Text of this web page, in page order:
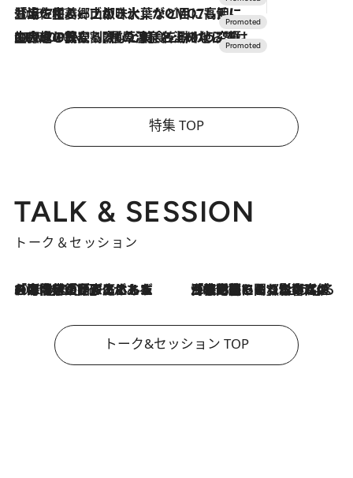
2026.7.17
「土佐和ハーブかき氷」がOMO7高知に登場！生姜、山椒、大葉など目にも舌にも涼を呼ぶ郷土の味
2026.7.10
NEW OPEN！【界 草津】名湯の地に誕生。趣の異なる2種の温泉と上州ならではの会席・蕎麦割烹など美食を味わう究極の癒やし旅
特集 TOP
TALK & SESSION
トーク＆セッション
2026.8.3
「今後値上げがあるとすれば…」「リスクがあるのは今年の冬」エネルギー専門家が語る、ホルムズ海峡封鎖が家庭にもたらす“ある心配” 2026.8.3
「住宅建てられない…」「サーチャージ料の高値が続いている」ホルムズ海峡封鎖による影響はいつまで続く？《エネルギー専門家に聞く“どうなる日本の暮らし”》
トーク&セッション TOP